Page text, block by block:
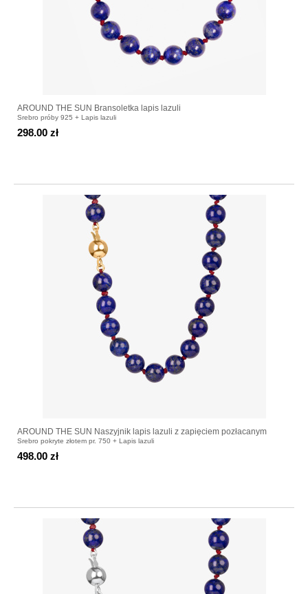
AROUND THE SUN Bransoletka lapis lazuli
Srebro próby 925 + Lapis lazuli
298.00 zł
AROUND THE SUN Naszyjnik lapis lazuli z zapięciem pozłacanym
Srebro pokryte złotem pr. 750 + Lapis lazuli
498.00 zł